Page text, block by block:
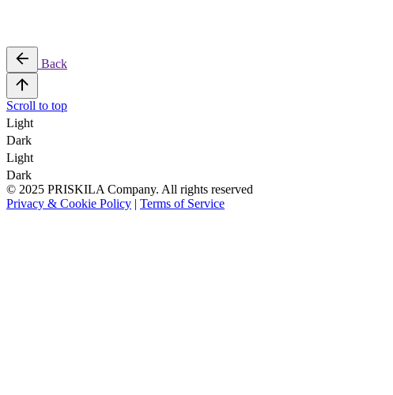
Back
Scroll to top
Light
Dark
Light
Dark
© 2025 PRISKILA Company. All rights reserved
Privacy & Cookie Policy | Terms of Service